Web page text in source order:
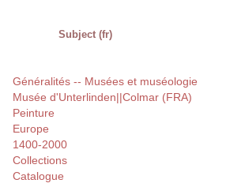
Subject (fr)
Généralités -- Musées et muséologie
Musée d'Unterlinden||Colmar (FRA)
Peinture
Europe
1400-2000
Collections
Catalogue